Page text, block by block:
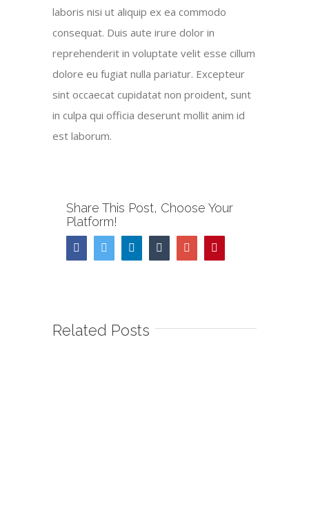
laboris nisi ut aliquip ex ea commodo
consequat. Duis aute irure dolor in
reprehenderit in voluptate velit esse cillum
dolore eu fugiat nulla pariatur. Excepteur
sint occaecat cupidatat non proident, sunt
in culpa qui officia deserunt mollit anim id
est laborum.
Share This Post, Choose Your
Platform!
FacebookTwitter LinkedinTumblr Google+
Related Posts